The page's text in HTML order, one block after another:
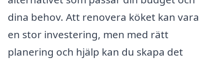
dina behov. Att renovera köket kan vara
en stor investering, men med rätt
planering och hjälp kan du skapa det